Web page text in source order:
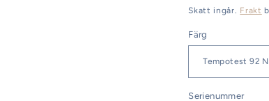
pris
Skatt ingår. Frakt
Färg
Serienummer